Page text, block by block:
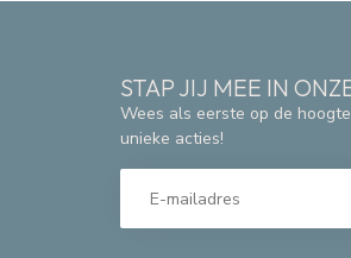
STAP JIJ MEE IN
Wees als eerste op de
unieke acties!